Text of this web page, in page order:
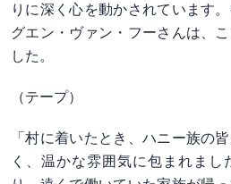
りに深く心を動かされています
グエン・ヴァン・フーさんは、
した。
（テープ）
「村に着いたとき、ハニー族の
く、温かな雰囲気に包まれまし